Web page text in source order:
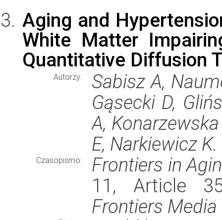
Aging and
White Matter
Quantitative Diffusion
Autorzy:
Sabisz A,
Gąsecki D,
A,
E, Narkiewicz K.
Czasopismo:
Frontiers in
11, Article
Frontiers Media